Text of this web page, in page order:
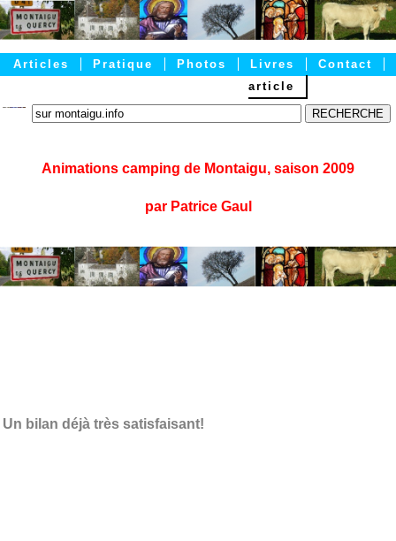
Contact
Livres
Photos
Pratique
Articles
article
Animations camping de Montaigu, saison 2009
par Patrice Gaul
Un bilan déjà très satisfaisant!